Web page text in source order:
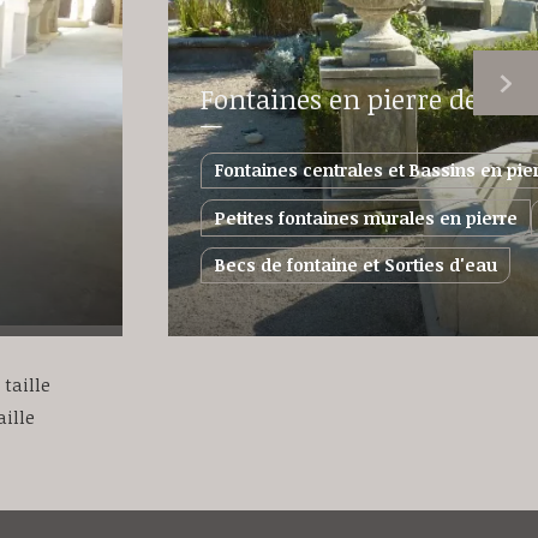
Fontaines en pierre de
Fontaines centrales et Bassins en
Petites fontaines murales en pierre
Becs de fontaine et Sorties d'eau
taille